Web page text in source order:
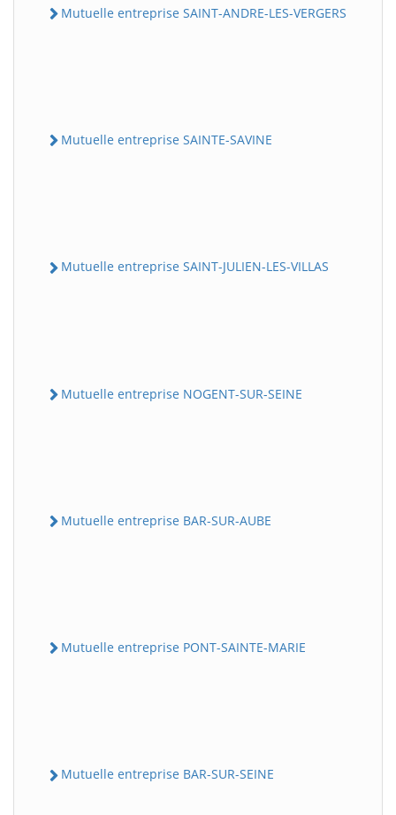
Mutuelle entreprise SAINT-ANDRE-LES-VERGERS
Mutuelle entreprise SAINTE-SAVINE
Mutuelle entreprise SAINT-JULIEN-LES-VILLAS
Mutuelle entreprise NOGENT-SUR-SEINE
Mutuelle entreprise BAR-SUR-AUBE
Mutuelle entreprise PONT-SAINTE-MARIE
Mutuelle entreprise BAR-SUR-SEINE